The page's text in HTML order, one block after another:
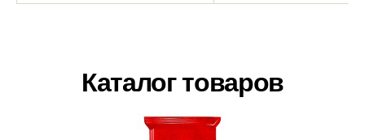
Каталог товаров